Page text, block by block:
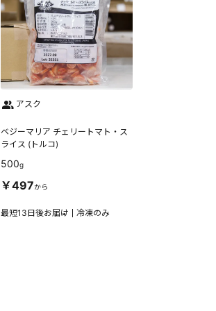
アスク
ベジーマリア チェリートマト・ス
ライス (トルコ)
500g
￥497から
最短13日後お届け 冷凍のみ